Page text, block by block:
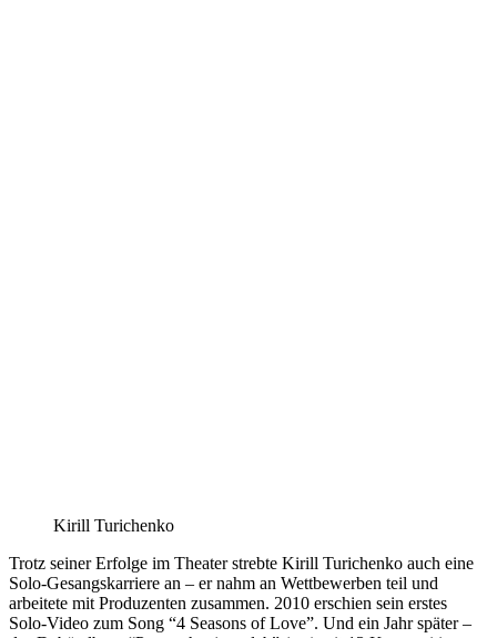
Kirill Turichenko
Trotz seiner Erfolge im Theater strebte Kirill Turichenko auch eine
Solo-Gesangskarriere an – er nahm an Wettbewerben teil und
arbeitete mit Produzenten zusammen. 2010 erschien sein erstes
Solo-Video zum Song “4 Seasons of Love”. Und ein Jahr später –